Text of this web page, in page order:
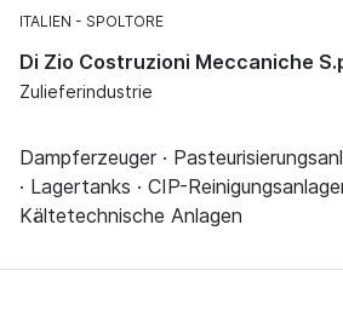
ITALIEN SPOLTORE
Di Zio Costruzioni Meccaniche
Zulieferindustrie
Dampferzeuger ·
· Lagertanks · CIP-
Kältetechnische Anlagen